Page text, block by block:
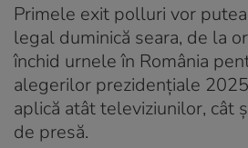
Primele exit polluri vor
legal duminică seara, de la
închid urnele în România
alegerilor prezidențiale
aplică atât televiziunilor, cât
de presă.